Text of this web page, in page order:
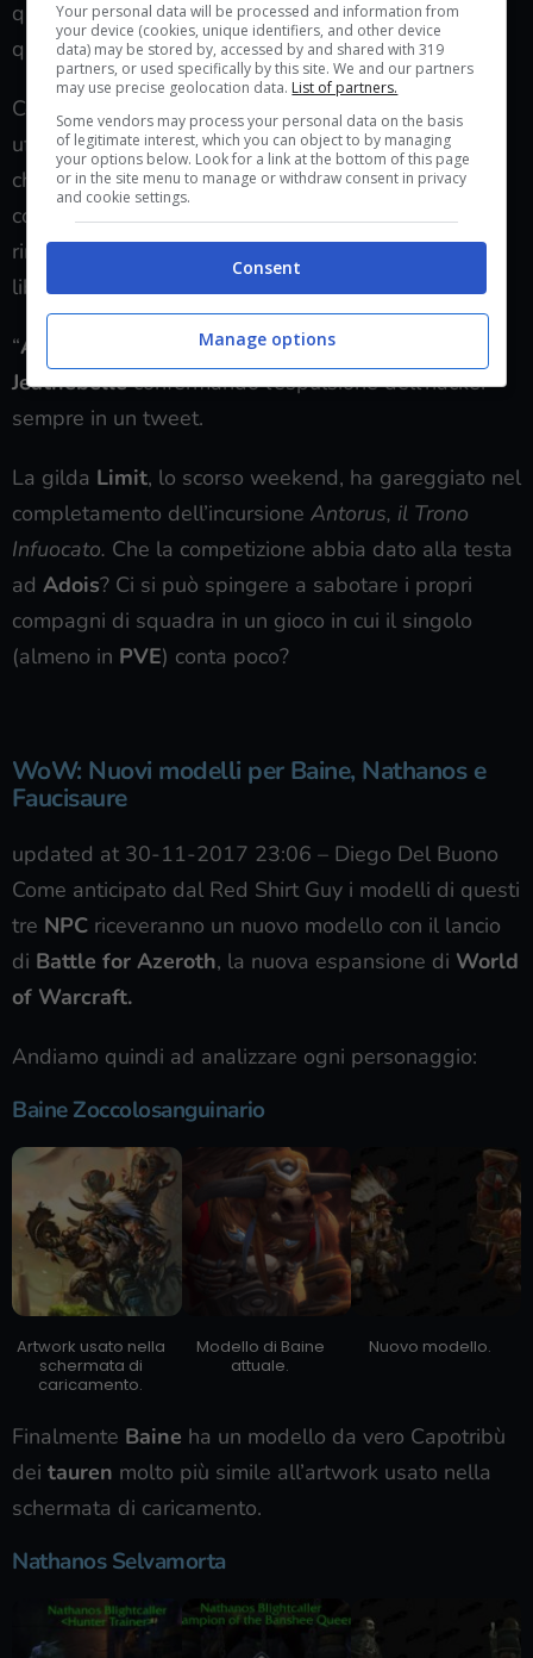
qualcuno venga escluso soprattutto in realtà come
questa.
Come si legge dal Tweet di Jeathebelle
, uno degli
ufficiali e guaritori della gilda, il colpevole èAdois
che ha hackerato l’IP di un altro giocatore
costringendolo a cliccare su uno shortlink e quindi
rimanere offline. Così facendo rimaneva un posto
libero da guaritore per
“Adois
era il peggior giocatore dei Limit”, continua
Jeathebelleconfermando l’espulsione dell’hacker
sempre in un tweet.
La gilda Limit, lo scorso weekend, ha gareggiato nel
completamento dell’incursione Antorus, il Trono
Infuocato. Che la competizione abbia dato alla testa
ad Adois? Ci si può spingere a sabotare i propri
compagni di squadra in un gioco in cui il singolo
(almeno in PVE) conta poco?
WoW: Nuovi modelli per Baine, Nathanos e
Faucisaure
updated at 30-11-2017 23:06 – Diego Del Buono
Come anticipato dal Red Shirt Guy i modelli di questi
tre NPC riceveranno un nuovo modello con il lancio
di Battle for Azeroth, la nuova espansione di World
of Warcraft.
Andiamo quindi ad analizzare ogni personaggio:
Baine Zoccolosanguinario
Artwork usato nella
schermata di
caricamento.
Modello di Baine
attuale.
Nuovo modello.
Finalmente Baine ha un modello da vero Capotribù
dei tauren molto più simile all’artwork usato nella
schermata di caricamento.
Nathanos Selvamorta
Your personal data will be processed and information from
your device (cookies, unique identifiers, and other device
data) may be stored by, accessed by and shared with 319
partners, or used specifically by this site. We and our partners
may use precise geolocation data. List of partners.
Some vendors may process your personal data on the basis
of legitimate interest, which you can object to by managing
your options below. Look for a link at the bottom of this page
or in the site menu to manage or withdraw consent in privacy
and cookie settings.
Consent
Manage options